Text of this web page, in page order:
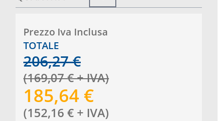
Prezzo Iva Inclusa
TOTALE
206,27 €
(169,07€+ IVA)
185,64 €
(152,16 € + IVA)